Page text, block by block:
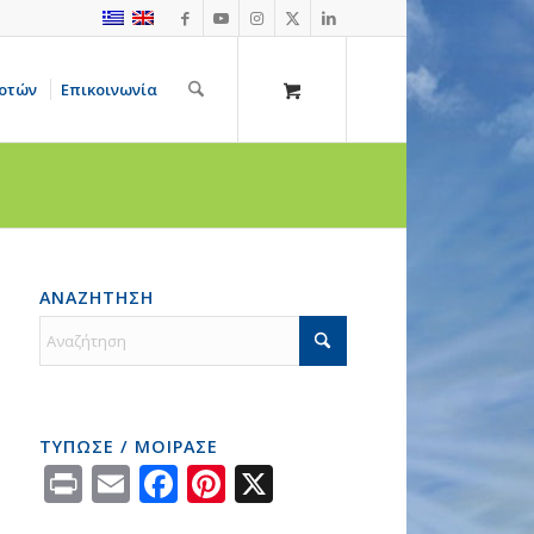
Επικοινωνία
ΑΝΑΖΗΤΗΣΗ
ΤΥΠΩΣΕ / ΜΟΙΡΑΣΕ
PrintEmailFacebook
Pinterest